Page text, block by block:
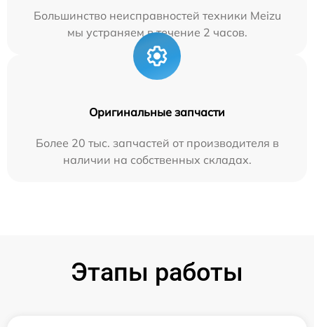
Большинство неисправностей техники Meizu
мы устраняем в течение 2 часов.
Оригинальные запчасти
Более 20 тыс. запчастей от производителя в
наличии на собственных складах.
Этапы работы